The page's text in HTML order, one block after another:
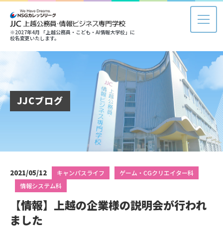
※2027年4月 「上越公務員・こども・AI情報大学校」に
校名変更いたします。
JJCブログ
2021/05/12 キャンパスライフ
ゲーム・CGクリエイター科
情報システム科
【情報】上越の企業様の説明会が行われ
ました